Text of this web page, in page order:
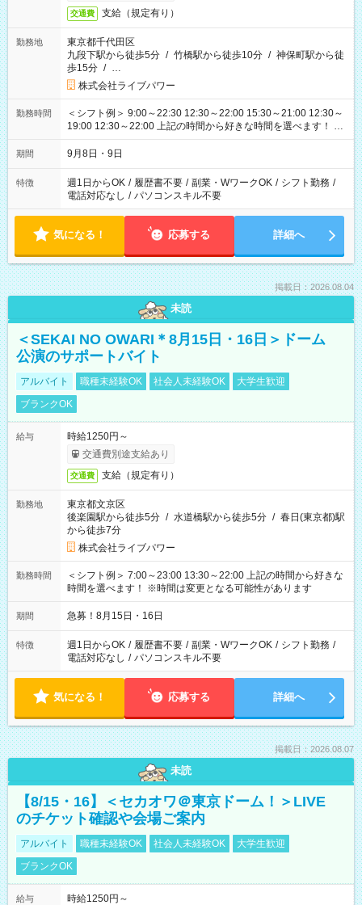
交通費 支給（規定有り）
勤務地
東京都千代田区
九段下駅から徒歩5分 / 竹橋駅から徒歩10分 / 神保町駅から徒
歩15分 / …
株式会社ライブパワー
勤務時間
＜シフト例＞ 9:00～22:30 12:30～22:00 15:30～21:00 12:30～
19:00 12:30～22:00 上記の時間から好きな時間を選べます！ ※
時間は変更となる可能性があります
期間 9月8日・9日
特徴 週1日からOK / 履歴書不要 / 副業・WワークOK / シフト勤務 /
電話対応なし / パソコンスキル不要
気になる！ 応募する 詳細へ
掲載日：2026.08.04
未読
＜SEKAI NO OWARI＊8月15日・16日＞ドーム
公演のサポートバイト
アルバイト 職種未経験OK 社会人未経験OK
大学生歓迎
ブランクOK
給与
時給1250円～
交通費別途支給あり
交通費 支給（規定有り）
勤務地
東京都文京区
後楽園駅から徒歩5分 / 水道橋駅から徒歩5分 / 春日(東京都)駅
から徒歩7分
株式会社ライブパワー
勤務時間
＜シフト例＞ 7:00～23:00 13:30～22:00 上記の時間から好きな
時間を選べます！ ※時間は変更となる可能性があります
期間 急募！8月15日・16日
特徴 週1日からOK / 履歴書不要 / 副業・WワークOK / シフト勤務 /
電話対応なし / パソコンスキル不要
気になる！ 応募する 詳細へ
掲載日：2026.08.07
未読
【8/15・16】＜セカオワ＠東京ドーム！＞LIVE
のチケット確認や会場ご案内
アルバイト 職種未経験OK 社会人未経験OK
大学生歓迎
ブランクOK
給与 時給1250円～